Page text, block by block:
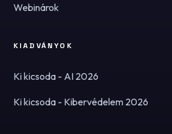
Webinárok
KIADVÁNYOK
Ki kicsoda - AI 2026
Ki kicsoda - Kibervédelem 2026